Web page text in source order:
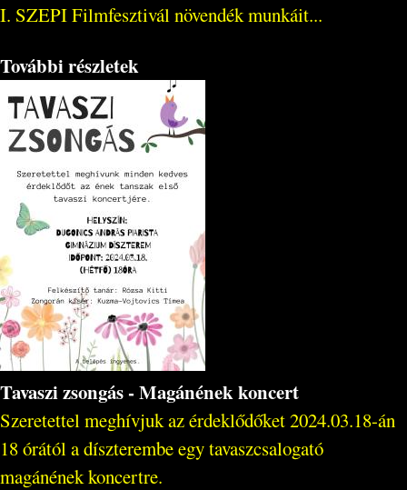
I. SZEPI Filmfesztivál növendék munkáit...
További részletek
Tavaszi zsongás - Magánének koncert
Szeretettel meghívjuk az érdeklődőket 2024.03.18-án
18 órától a díszterembe egy tavaszcsalogató
magánének koncertre.